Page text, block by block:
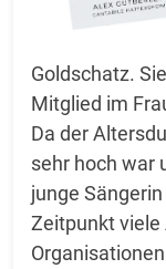
Goldschatz.
Mitglied im
Da der
sehr hoch war
junge
Zeitpunkt viele